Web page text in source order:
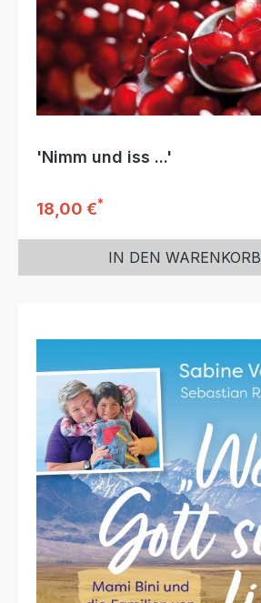
'Nimm und iss ...'
Regulärer Preis:
18,00 €*
IN DEN WARENKORB